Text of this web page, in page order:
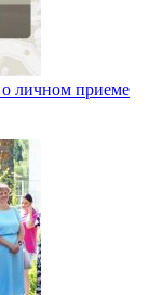
о личном приеме